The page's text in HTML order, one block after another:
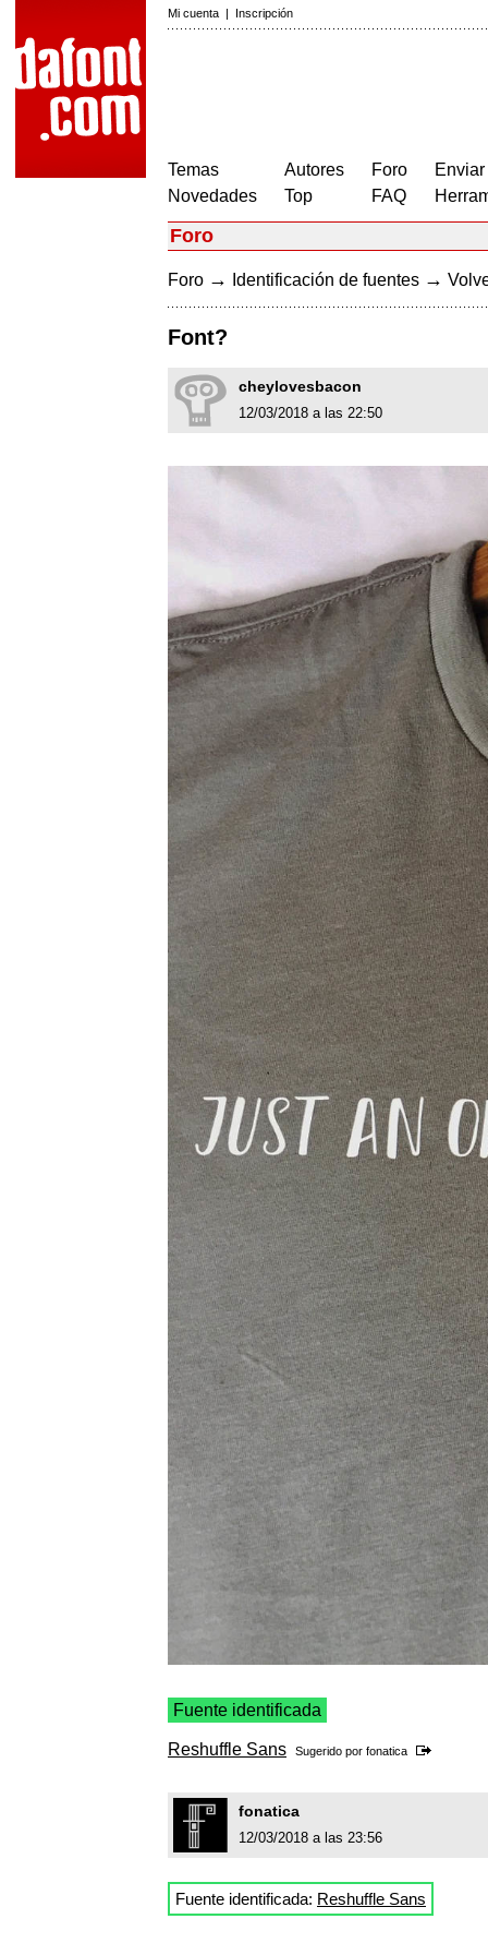
Mi cuenta | Inscripción
Temas
Novedades
Autores
Top
Foro
FAQ
Foro
Foro → Identificación de fuentes →
Font?
cheylovesbacon
12/03/2018 a las 22:50
Fuente identificada
Reshuffle Sans Sugerido por fonatica
fonatica
12/03/2018 a las 23:56
Fuente identificada: Reshuffle Sans